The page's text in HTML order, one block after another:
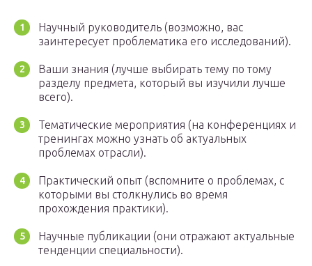
Научный руководитель (возможно, вас
заинтересует проблематика его исследований).
Ваши знания (лучше выбирать тему по тому
разделу предмета, который вы изучили лучше
всего).
Тематические мероприятия (на конференциях и
тренингах можно узнать об актуальных
проблемах отрасли).
Практический опыт (вспомните о проблемах, с
которыми вы столкнулись во время
прохождения практики).
Научные публикации (они отражают актуальные
тенденции специальности).